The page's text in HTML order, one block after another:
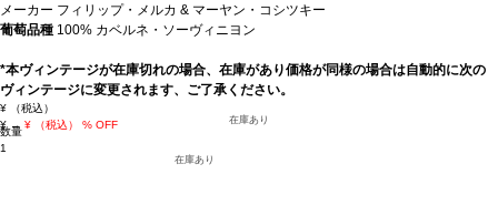
メーカー フィリップ・メルカ & マーヤン・コシツキー
葡萄品種 100% カベルネ・ソーヴィニヨン
*本ヴィンテージが在庫切れの場合、在庫があり価格が同様の場合は自動的に次の
ヴィンテージに変更されます、ご了承ください。
¥
（税込）
¥ → ¥ （税込） % OFF 在庫あり
数量
1
在庫あり